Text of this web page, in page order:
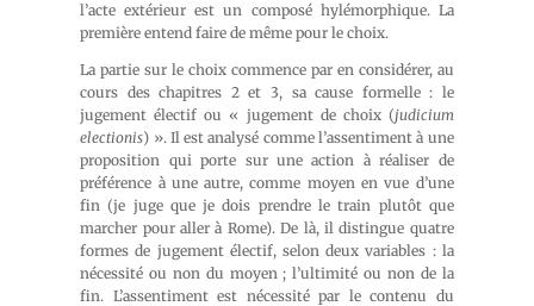
l’acte extérieur est un composé hylémorphique. La
première entend faire de même pour le choix.
La partie sur le choix commence par en considérer, au
cours des chapitres 2 et 3, sa cause formelle : le
jugement électif ou « jugement de choix (judicium
electionis) ». Il est analysé comme l’assentiment à une
proposition qui porte sur une action à réaliser de
préférence à une autre, comme moyen en vue d’une
fin (je juge que je dois prendre le train plutôt que
marcher pour aller à Rome). De là, il distingue quatre
formes de jugement électif, selon deux variables : la
nécessité ou non du moyen ; l’ultimité ou non de la
fin. L’assentiment est nécessité par le contenu du